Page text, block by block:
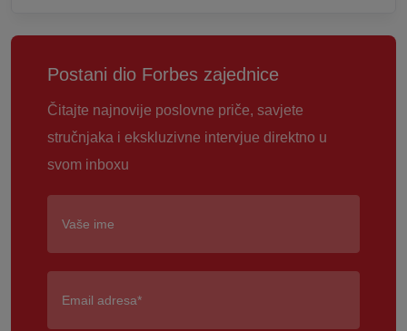
Postani dio Forbes zajednice
Čitajte najnovije poslovne priče, savjete
stručnjaka i ekskluzivne intervjue direktno u
svom inboxu